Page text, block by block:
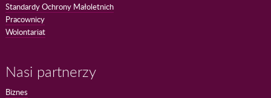
Standardy Ochrony Małoletnich
Pracownicy
Wolontariat
Nasi partnerzy
Biznes